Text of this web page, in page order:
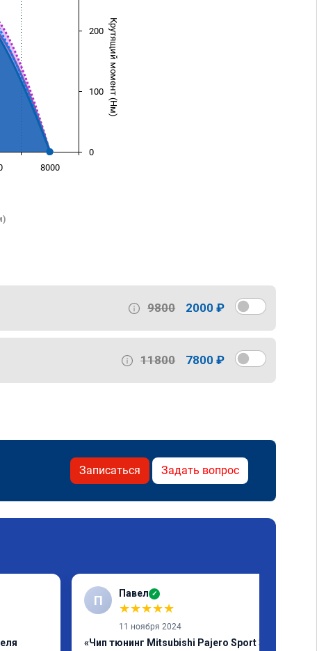
Крутящий момент (Нм)
8000
0
100
200
9800 2000 ₽
11800 7800 ₽
Записаться Задать вопрос
П Павел ✓
★★★★★
11 ноября 2024
«Чип тюнинг Mitsubishi Pajero Sport 3»